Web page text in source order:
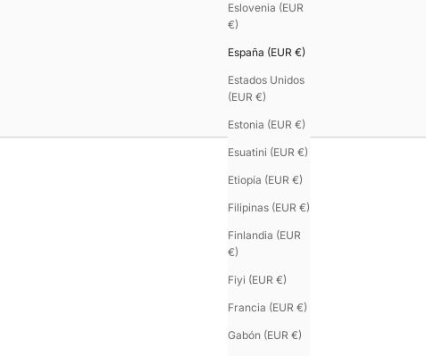
Eslovenia (EUR
€)
España (EUR €)
Estados Unidos
(EUR €)
Estonia (EUR €)
Esuatini (EUR €)
Etiopía (EUR €)
Filipinas (EUR €)
Finlandia (EUR
€)
Fiyi (EUR €)
Francia (EUR €)
Gabón (EUR €)